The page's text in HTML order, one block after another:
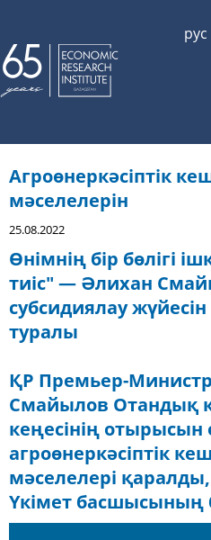
рус
Агроөнеркәсіптік
мәселелерін
25.08.2022
Өнімнің бір бөлігі
тиіс" — Әлихан
субсидиялау
туралы
ҚР Премьер-
Смайылов Отандық
кеңесінің отырысын
агроөнеркәсіптік
мәселелері
Үкімет басшысының